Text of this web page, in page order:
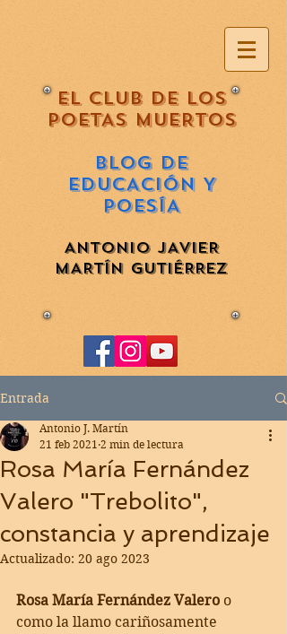
EL CLUB DE LOS
POETAS MUERTOS
BLOG DE
EDUCACIÓN Y
POESÍA
ANTONIO JAVIER
MARTÍN GUTIÉRREZ
Entrada
Rosa María Fernández
Valero "Trebolito",
constancia y aprendizaje
Antonio J. Martín
21 feb 2021 2 min de lectura
Actualizado: 20 ago 2023
Rosa María Fernández Valero o
como la llamo cariñosamente